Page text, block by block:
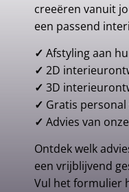
creeëren vanuit
een passend
✓ Afstyling aan
✓ 2D
✓ 3D
✓ Gratis
✓ Advies van
Ontdek welk
een vrijblijvend
Vul het formulier